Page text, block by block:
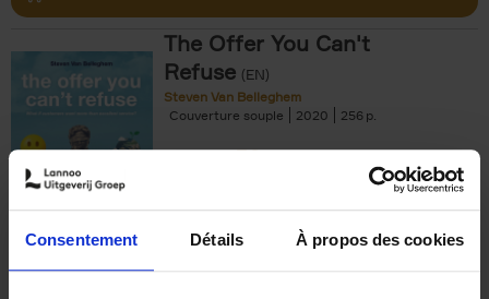
Consentement Détails À propos des cookies
The Offer You Can't
Refuse (EN)
Steven Van Belleghem
Couverture souple
2020 256
€37,50